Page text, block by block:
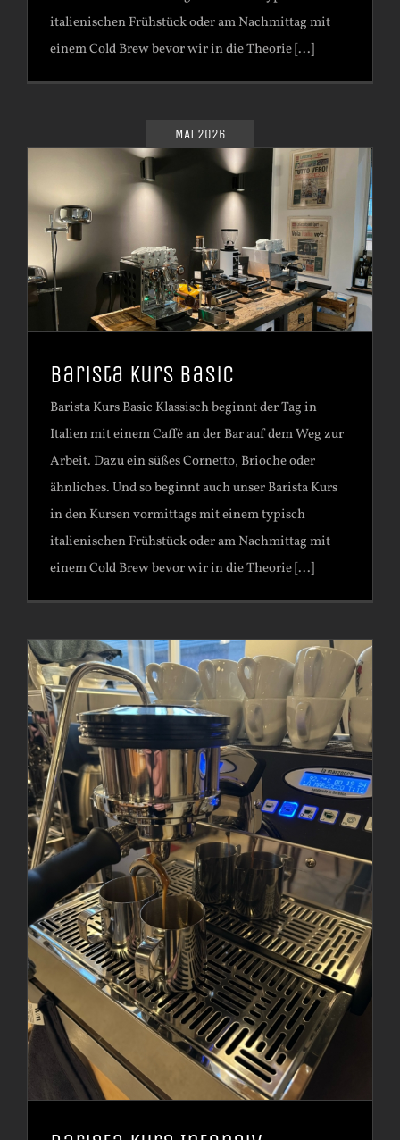
italienischen Frühstück oder am Nachmittag mit
einem Cold Brew bevor wir in die Theorie [...]
MAI 2026
Barista Kurs Basic
Barista Kurs Basic Klassisch beginnt der Tag in
Italien mit einem Caffè an der Bar auf dem Weg zur
Arbeit. Dazu ein süßes Cornetto, Brioche oder
ähnliches. Und so beginnt auch unser Barista Kurs
in den Kursen vormittags mit einem typisch
italienischen Frühstück oder am Nachmittag mit
einem Cold Brew bevor wir in die Theorie [...]